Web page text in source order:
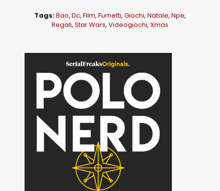
Tags:Bao, Dc, Film, Fumetti, Giochi, Natale, Npe,
Regali, Star Wars, Videogiochi, Xmas